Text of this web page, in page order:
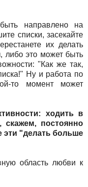
направлено на
списки, засекайте
их делать
либо это может быть
"Как же так,
Ну и работа по
то момент может
ходить в
постоянно
эти "делать больше
область любви к